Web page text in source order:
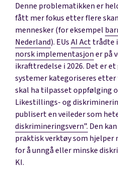
Denne problematikken er
fått mer fokus etter flere
mennesker (for eksempel
Nederland). EUsAI Acttrådte
norsk implementasjoner på
ikrafttredelse i 2026. Det er
systemer kategoriseres
skal ha tilpasset oppfølging
Likestillings- og
publisert en veileder som
diskrimineringsvern”. Den
praktisk verktøy som hjelper
for å unngå eller minske
KI.